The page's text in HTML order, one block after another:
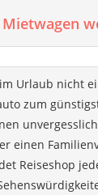
Mietwagen
Urlaub nicht
zum
einen
Reiseshop